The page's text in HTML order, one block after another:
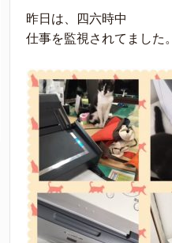
昨日は、四六時中
仕事を監視されてました。